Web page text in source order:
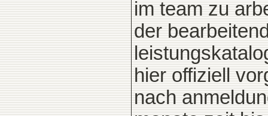
im team zu
der
hier offiziell
nach